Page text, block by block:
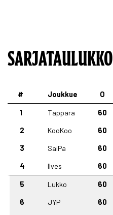
SARJATAULUKKO
# Joukkue O
1 Tappara 60
2 KooKoo 60
3 SaiPa 60
4 Ilves 60
5 Lukko 60
6 JYP 60